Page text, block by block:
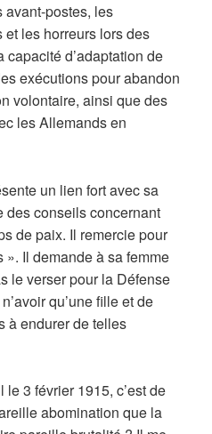
avant-postes, les
les horreurs lors des
capacité d’adaptation de
exécutions pour abandon
volontaire, ainsi que des
les Allemands en
un lien fort avec sa
des conseils concernant
de paix. Il remercie pour
». Il demande à sa femme
le verser pour la Défense
qu’une fille et de
à endurer de telles
le 3 février 1915, c’est de
abomination que la